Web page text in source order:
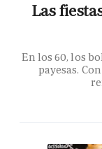
Las
En los 60, los
payesas.